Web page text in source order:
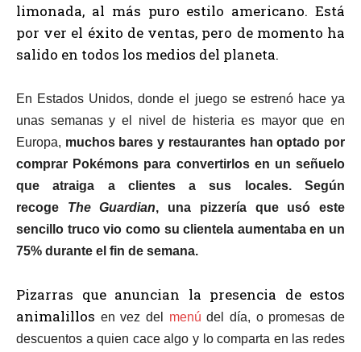
limonada, al más puro estilo americano. Está
por ver el éxito de ventas, pero de momento ha
salido en todos los medios del planeta.
En Estados Unidos, donde el juego se estrenó hace ya
unas semanas y el nivel de histeria es mayor que en
Europa, muchos bares y restaurantes han optado por
comprar Pokémons para convertirlos en un señuelo
que atraiga a clientes a sus locales. Según
recoge The Guardian, una pizzería que usó este
sencillo truco vio como su clientela aumentaba en un
75% durante el fin de semana.
Pizarras que anuncian la presencia de estos
animalillos en vez del menúdel día, o promesas de
descuentos a quien cace algo y lo comparta en las redes